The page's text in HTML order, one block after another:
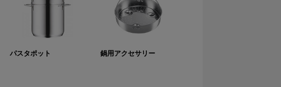
パスタポット 鍋用アクセサリー